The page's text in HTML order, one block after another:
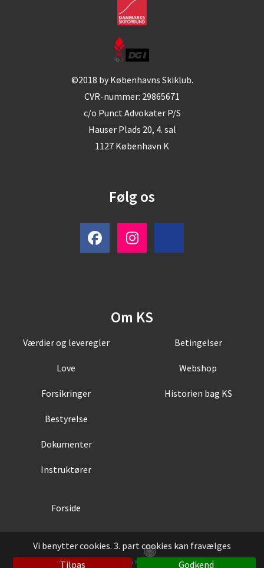
Vi benytter cookies. 3. part cookies kan fravælges
Tilpas
Godkend
©2018 by Københavns Skiklub.
CVR-nummer: 29865671
c/o Punct Advokater P/S
Hauser Plads 20, 4. sal
1127 København K
Følg os
Om KS
Værdier og leveregler
Love
Forsikringer
Bestyrelse
Dokumenter
Instruktører
Forside
Betingelser
Webshop
Historien bag KS